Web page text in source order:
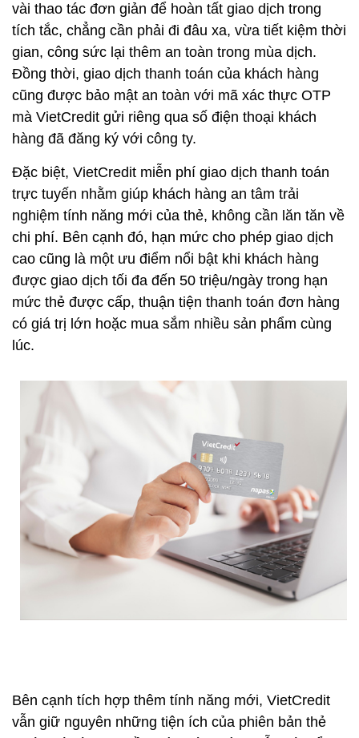
vài thao tác đơn giản để hoàn tất giao dịch trong
tích tắc, chẳng cần phải đi đâu xa, vừa tiết kiệm thời
gian, công sức lại thêm an toàn trong mùa dịch.
Đồng thời, giao dịch thanh toán của khách hàng
cũng được bảo mật an toàn với mã xác thực OTP
mà VietCredit gửi riêng qua số điện thoại khách
hàng đã đăng ký với công ty.
Đặc biệt, VietCredit miễn phí giao dịch thanh toán
trực tuyến nhằm giúp khách hàng an tâm trải
nghiệm tính năng mới của thẻ, không cần lăn tăn về
chi phí. Bên cạnh đó, hạn mức cho phép giao dịch
cao cũng là một ưu điểm nổi bật khi khách hàng
được giao dịch tối đa đến 50 triệu/ngày trong hạn
mức thẻ được cấp, thuận tiện thanh toán đơn hàng
có giá trị lớn hoặc mua sắm nhiều sản phẩm cùng
lúc.
Bên cạnh tích hợp thêm tính năng mới, VietCredit
vẫn giữ nguyên những tiện ích của phiên bản thẻ